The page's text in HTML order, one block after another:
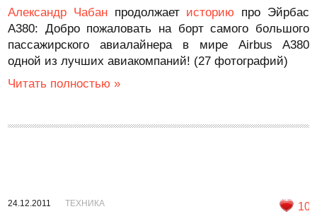
Александр Чабанпродолжает историю про Эйрбас
А380: Добро пожаловать на борт самого большого
пассажирского авиалайнера в мире Airbus A380
одной из лучших авиакомпаний! (27 фотографий)
Читать полностью »
24.12.2011 ТЕХНИКА 10